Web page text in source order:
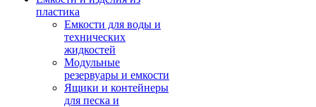
пластика
Емкости для воды и
технических
жидкостей
Модульные
резервуары и емкости
Ящики и контейнеры
для песка и